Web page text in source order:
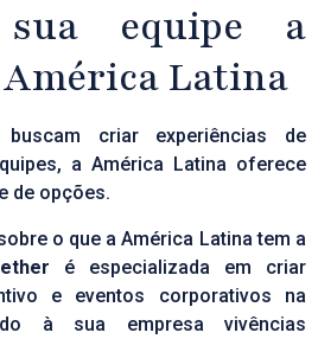
sua equipe a
América Latina
criar experiências de
a América Latina oferece
de opções.
o que a América Latina tem a
é especializada em criar
e eventos corporativos na
à sua empresa vivências